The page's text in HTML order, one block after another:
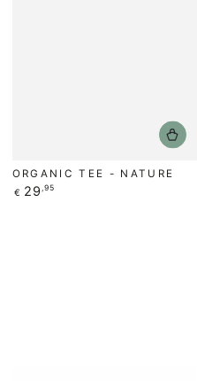
ORGANIC TEE - NATURE
Regulärer
€ 29 ,95